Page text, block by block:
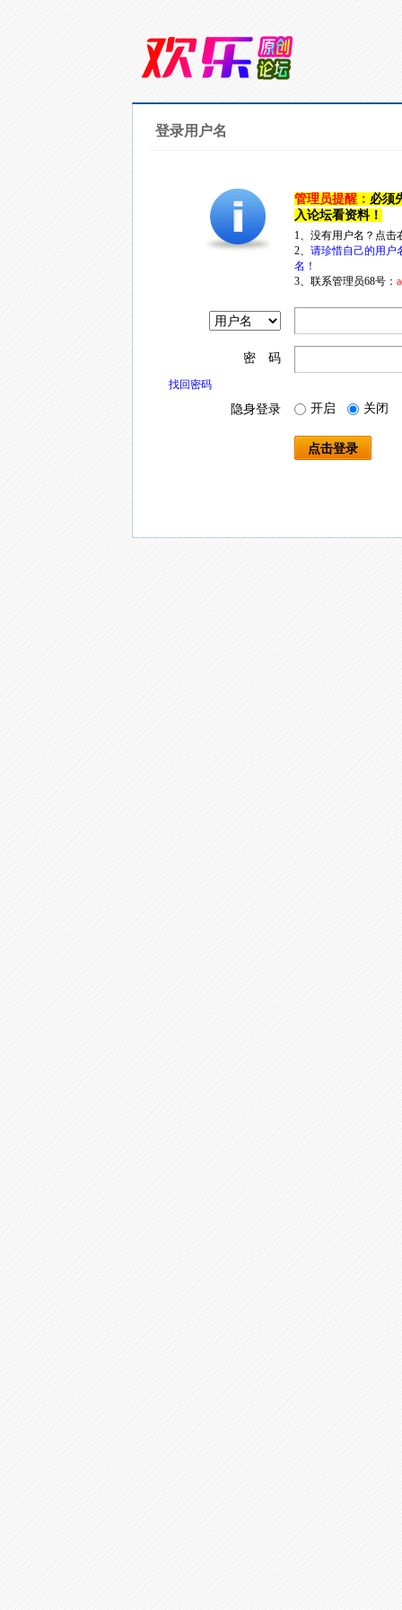
登录用户名
管理员提醒： 必须
入论坛看资料！
1、没有用户名？点
2、 请珍惜自己的用户
名！
3、联系管理员68号：
密 码
找回密码
隐身登录 开启 关闭
点击登录